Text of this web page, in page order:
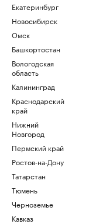
Екатеринбург
Новосибирск
Омск
Башкортостан
Вологодская
область
Калининград
Краснодарский
край
Нижний
Новгород
Пермский край
Ростов-на-Дону
Татарстан
Тюмень
Черноземье
Кавказ